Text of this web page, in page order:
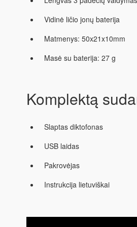
Vidinė ličio jonų baterija
Matmenys: 50x21x10mm
Masė su baterija: 27 g
Komplektą
Slaptas diktofonas
USB laidas
Pakrovėjas
Instrukcija lietuviškai